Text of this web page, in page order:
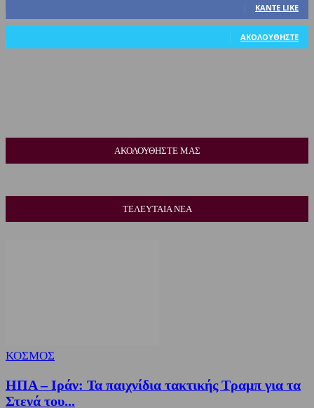
ΚΆΝΤΕ LIKE
ΑΚΟΛΟΥΘΉΣΤΕ
ΑΚΟΛΟΥΘΗΣΤΕ ΜΑΣ
ΤΕΛΕΥΤΑΙΑ ΝΕΑ
ΚΟΣΜΟΣ
ΗΠΑ – Ιράν: Τα παιχνίδια τακτικής Τραμπ για τα
Στενά του...